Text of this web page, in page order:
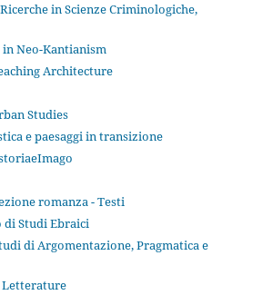
in Scienze Criminologiche,
in Neo-Kantianism
Architecture
Studies
e paesaggi in transizione
romanza - Testi
di Studi Ebraici
di Argomentazione, Pragmatica e
Letterature